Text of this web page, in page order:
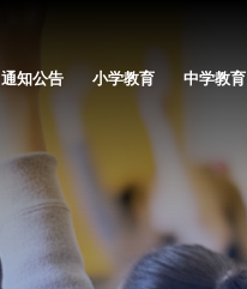
通知公告 小学教育 中学教育